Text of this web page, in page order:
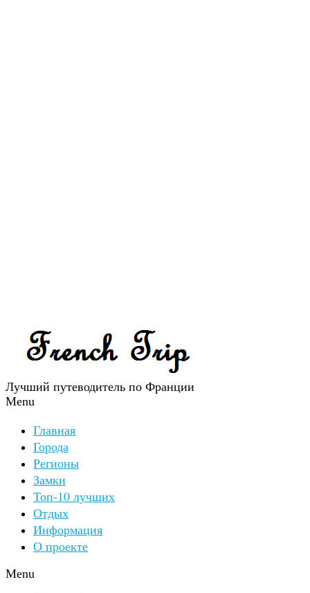
Лучший путеводитель по Франции
Menu
Главная
Города
Регионы
Замки
Топ-10 лучших
Отдых
Информация
О проекте
Menu